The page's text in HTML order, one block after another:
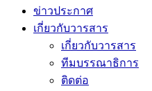
ข่าวประกาศ
เกี่ยวกับวารสาร
เกี่ยวกับวารสาร
ทีมบรรณาธิการ
ติดต่อ